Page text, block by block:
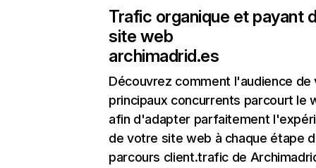
Trafic organique et payant
site web
archimadrid.es
Découvrez comment l'audience de
principaux concurrents parcourt le
afin d'adapter parfaitement
de votre site web à chaque étape
parcours client.trafic de